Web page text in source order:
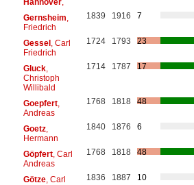
Gernsheim
Friedrich
1839 1916 7
Gessel, Carl
Friedrich
1724 1793 23
Gluck,
Christoph
Willibald
1714 1787 17
Goepfert,
Andreas
1768 1818 48
Goetz,
Hermann
1840 1876 6
Göpfert, Carl
Andreas
1768 1818 48
Götze, Carl 1836 1887
10